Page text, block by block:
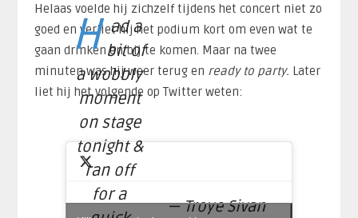
Helaas voelde hij zichzelf tijdens het concert niet zo
goed en verliet hij het podium kort om even wat te
gaan drinken en bij te komen. Maar na twee
minuten was hij weer terug en ready to party. Later
liet hij het volgende op Twitter weten:
H ad a
bit of
a wobbly
moment
on stage
tonight &
ran off
for a
— Troye Sivan